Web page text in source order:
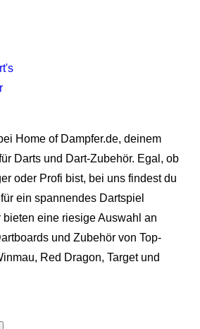
Home of Dampfer.de, deinem
Darts und Dart-Zubehör. Egal, ob
oder Profi bist, bei uns findest du
ein spannendes Dartspiel
bieten eine riesige Auswahl an
und Zubehör von Top-
Red Dragon, Target und